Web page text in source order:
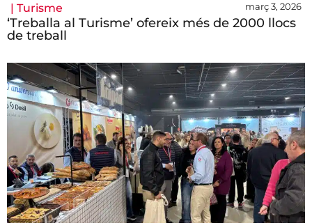
| Turisme març 3, 2026
‘Treballa al Turisme’ ofereix més de 2000 llocs
de treball